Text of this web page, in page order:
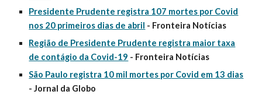
Presidente Prudente registra 107 mortes por Covid
nos 20 primeiros dias de abril - Fronteira Notícias
Região de Presidente Prudente registra maior taxa
de contágio da Covid-19 - Fronteira Notícias
São Paulo registra 10 mil mortes por Covid em 13 dias
- Jornal da Globo